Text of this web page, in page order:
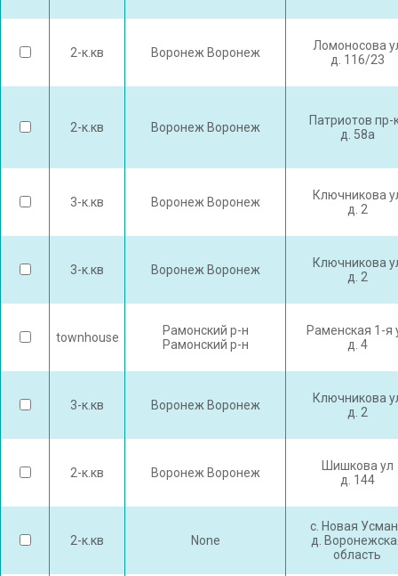
2-к.кв Воронеж Воронеж
Ломоносова
д. 116/23
2-к.кв Воронеж Воронеж
Патриотов пр-
д. 58а
3-к.кв Воронеж Воронеж
Ключникова
д. 2
3-к.кв Воронеж Воронеж
Ключникова
д. 2
townhouse
Рамонский р-н
Рамонский р-н
Раменская 1-я
д. 4
3-к.кв Воронеж Воронеж
Ключникова
д. 2
2-к.кв Воронеж Воронеж
Шишкова ул
д. 144
2-к.кв None
с. Новая
д.
область